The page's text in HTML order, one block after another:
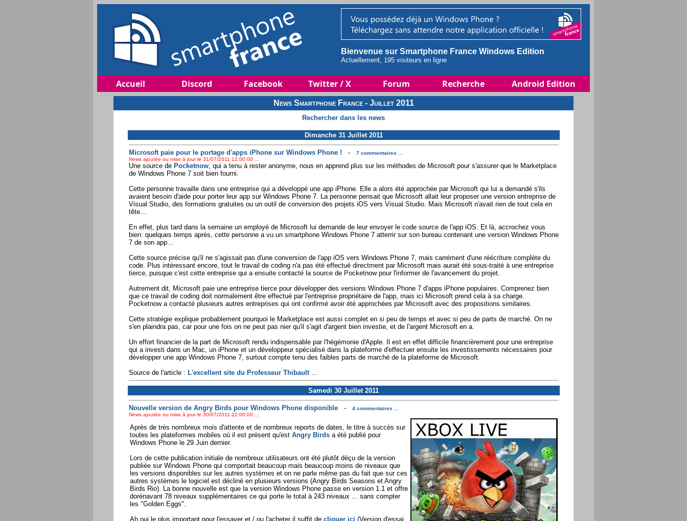
Bienvenue sur Smartphone France Windows Edition
Actuellement, 195 visiteurs en ligne
Accueil Discord Facebook Twitter / X Forum Recherche Android Edition
News Smartphone France - Juillet 2011
Rechercher dans les news
Dimanche 31 Juillet 2011
Microsoft paie pour le portage d'apps iPhone sur Windows Phone ! -
7 commentaires ...
News ajoutée ou mise à jour le 31/07/2011 12:00:00 ...
Une source de Pocketnow, qui a tenu à rester anonyme, nous en apprend plus sur les méthodes de Microsoft pour s'assurer que le Marketplace
de Windows Phone 7 soit bien fourni.
Cette personne travaille dans une entreprise qui a développé une app iPhone. Elle a alors été approchée par Microsoft qui lui a demandé s'ils
avaient besoin d'aide pour porter leur app sur Windows Phone 7. La personne pensait que Microsoft allait leur proposer une version entreprise de
Visual Studio, des formations gratuites ou un outil de conversion des projets iOS vers Visual Studio. Mais Microsoft n'avait rien de tout cela en
tête...
En effet, plus tard dans la semaine un employé de Microsoft lui demande de leur envoyer le code source de l'app iOS. Et là, accrochez vous
bien: quelques temps après, cette personne a vu un smartphone Windows Phone 7 atterrir sur son bureau contenant une version Windows Phone
7 de son app...
Cette source précise qu'il ne s'agissait pas d'une conversion de l'app iOS vers Windows Phone 7, mais carrément d'une réécriture complète du
code. Plus intéressant encore, tout le travail de coding n'a pas été effectué directment par Microsoft mais aurait été sous-traité à une entreprise
tierce, puisque c'est cette entreprise qui a ensuite contacté la source de Pocketnow pour l'informer de l'avancement du projet.
Autrement dit, Microsoft paie une entreprise tierce pour développer des versions Windows Phone 7 d'apps iPhone populaires. Comprenez bien
que ce travail de coding doit normalement être effectué par l'entreprise propriétaire de l'app, mais ici Microsoft prend cela à sa charge.
Pocketnow a contacté plusieurs autres entreprises qui ont confirmé avoir été approchées par Microsoft avec des propositions similaires.
Cette stratégie explique probablement pourquoi le Marketplace est aussi complet en si peu de temps et avec si peu de parts de marché. On ne
s'en plaindra pas, car pour une fois on ne peut pas nier qu'il s'agit d'argent bien investie, et de l'argent Microsoft en a.
Un effort financier de la part de Microsoft rendu indispensable par l'hégémonie d'Apple. Il est en effet difficile financièrement pour une entreprise
qui a investi dans un Mac, un iPhone et un développeur spécialisé dans la plateforme d'effectuer ensuite les investissements nécessaires pour
développer une app Windows Phone 7, surtout compte tenu des faibles parts de marché de la plateforme de Microsoft.
Source de l'article : L'excellent site du Professeur Thibault...
Samedi 30 Juillet 2011
Nouvelle version de Angry Birds pour Windows Phone disponible-
4 commentaires ...
News ajoutée ou mise à jour le 30/07/2011 22:00:00 ...
Après de très nombreux mois d'attente et de nombreux reports de dates, le titre à succès sur
toutes les plateformes mobiles où il est présent qu'est Angry Birdsa été publié pour
Windows Phone le 29 Juin dernier.
Lors de cette publication initiale de nombreux utilisateurs ont été plutôt déçu de la version
publiée sur Windows Phone qui comportait beaucoup mais beaucoup moins de niveaux que
les versions disponibles sur les autres systèmes et on ne parle même pas du fait que sur ces
autres systèmes le logiciel est décliné en plusieurs versions (Angry Birds Seasons et Angry
Birds Rio). La bonne nouvelle est que la version Windows Phone passe en version 1.1 et offre
dorénavant 78 niveaux supplémentaires ce qui porte le total à 243 niveaux ... sans compter
les "Golden Eggs".
Ah oui le plus important pour l'essayer et / ou l'acheter il suffit de cliquer ici (Version d'essai